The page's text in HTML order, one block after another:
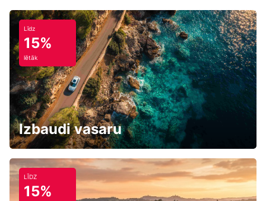
Līdz
15%
lētāk
Izbaudi vasaru
LĪDZ
15%